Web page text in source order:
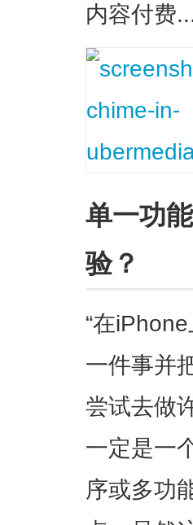
内容付费
单一功
验？
“在
一件事并
尝试去做
一定是一
序或多功